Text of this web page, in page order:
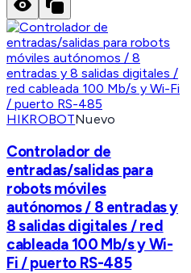
HIKROBOTNuevo
Controlador de
entradas/salidas para
robots móviles
autónomos / 8 entradas y
8 salidas digitales / red
cableada 100 Mb/s y Wi-
Fi / puerto RS-485